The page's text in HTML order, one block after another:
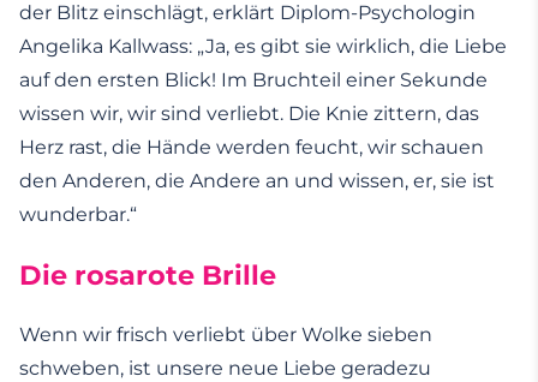
der Blitz einschlägt, erklärt Diplom-Psychologin
Angelika Kallwass: „Ja, es gibt sie wirklich, die Liebe
auf den ersten Blick! Im Bruchteil einer Sekunde
wissen wir, wir sind verliebt. Die Knie zittern, das
Herz rast, die Hände werden feucht, wir schauen
den Anderen, die Andere an und wissen, er, sie ist
wunderbar.“
Die rosarote Brille
Wenn wir frisch verliebt über Wolke sieben
schweben, ist unsere neue Liebe geradezu